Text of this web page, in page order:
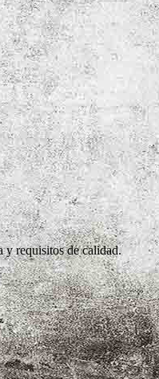
y requisitos de calidad.